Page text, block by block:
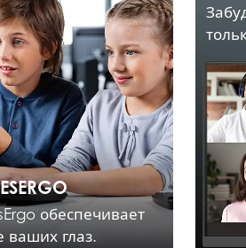
обеспечивает
ваших глаз.